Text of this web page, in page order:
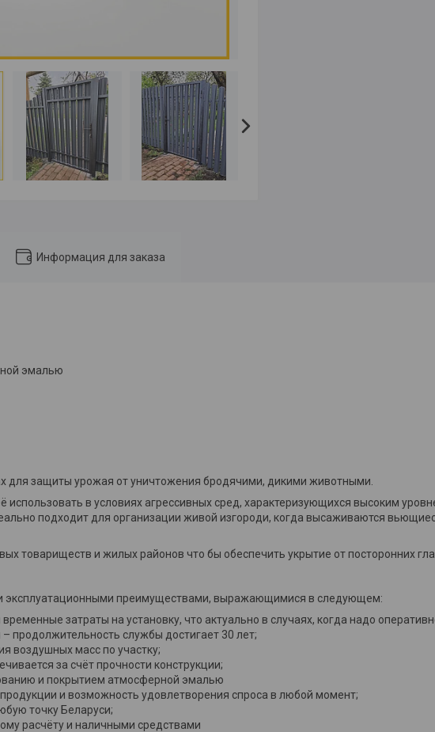
Информация для заказа
эмалью
для защиты урожая от уничтожения бродячими, дикими животными.
использовать в условиях агрессивных сред, характеризующихся высоким
подходит для организации живой изгороди, когда высаживаются
товариществ и жилых районов что бы обеспечить укрытие от посторонних
эксплуатационными преимуществами, выражающимися в следующем:
затраты на установку, что актуально в случаях, когда надо
продолжительность службы достигает 30 лет;
воздушных масс по участку;
за счёт прочности конструкции;
и покрытием атмосферной эмалью
и возможность удовлетворения спроса в любой момент;
точку Беларуси;
расчёту и наличными средствами